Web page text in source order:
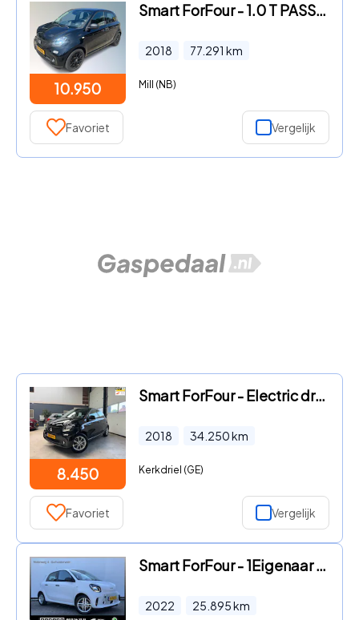
10.950
Smart ForFour - 1.0 T PASSION
2018 77.291 km
Mill (NB)
Favoriet Vergelijk
8.450
Smart ForFour - Electric drive Business Solution 18 kWh Leder
2018 34.250km
Kerkdriel (GE)
Favoriet Vergelijk
Smart ForFour - 1Eigenaar Clima Cruise toerenteller Essential
2022 25.895km